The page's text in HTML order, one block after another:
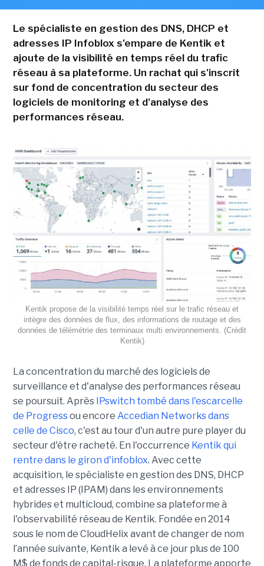
Le spécialiste en gestion des DNS, DHCP et
adresses IP Infoblox s'empare de Kentik et
ajoute de la visibilité en temps réel du trafic
réseau à sa plateforme. Un rachat qui s'inscrit
sur fond de concentration du secteur des
logiciels de monitoring et d'analyse des
performances réseau.
Kentik propose de la visibilité temps réel sur le trafic réseau et
intègre des données de flux, des informations de routage et des
données de télémétrie des terminaux multi environnements. (Crédit
Kentik)
La concentration du marché des logiciels de
surveillance et d'analyse des performances réseau
se poursuit. Après IPswitch tombé dans l'escarcelle
de Progressou encore Accedian Networks dans
celle de Cisco, c'est au tour d'un autre pure player du
secteur d'être racheté. En l'occurrence Kentik qui
rentre dans le giron d'infoblox. Avec cette
acquisition, le spécialiste en gestion des DNS, DHCP
et adresses IP (IPAM) dans les environnements
hybrides et multicloud, combine sa plateforme à
l'observabilité réseau de Kentik. Fondée en 2014
sous le nom de CloudHelix avant de changer de nom
l’année suivante, Kentik a levé à ce jour plus de 100
M$ de fonds de capital-risque. La plateforme apporte